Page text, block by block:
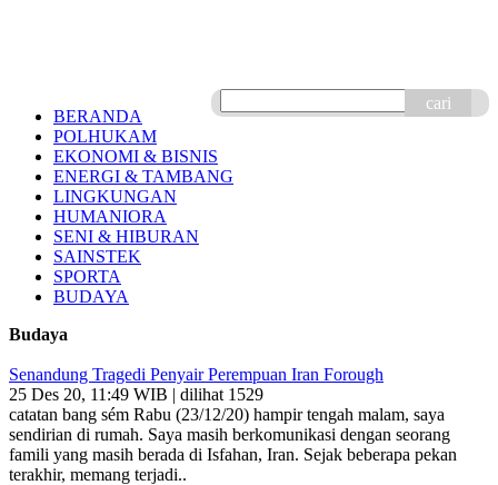
cari
BERANDA
POLHUKAM
EKONOMI & BISNIS
ENERGI & TAMBANG
LINGKUNGAN
HUMANIORA
SENI & HIBURAN
SAINSTEK
SPORTA
BUDAYA
Budaya
Senandung Tragedi Penyair Perempuan Iran Forough
25 Des 20, 11:49 WIB | dilihat 1529
catatan bang sém Rabu (23/12/20) hampir tengah malam, saya
sendirian di rumah. Saya masih berkomunikasi dengan seorang
famili yang masih berada di Isfahan, Iran. Sejak beberapa pekan
terakhir, memang terjadi..